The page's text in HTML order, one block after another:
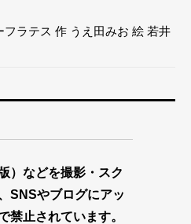
フラテス 作 うえ田みお 絵 若井
）などを撮影・スク
SNSやブログにアッ
禁止されています。